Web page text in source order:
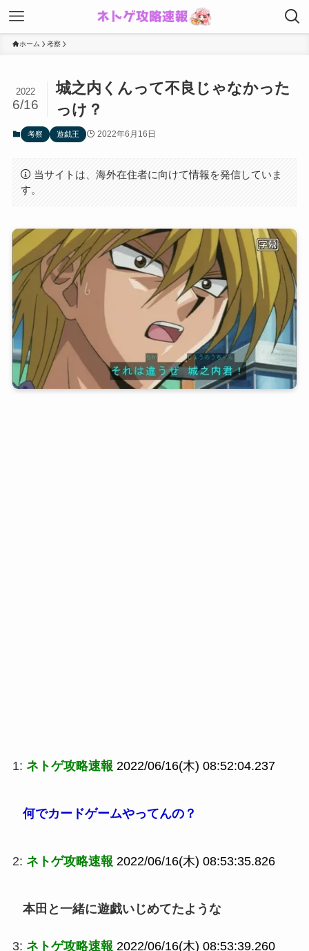
ホーム 考察
城之内くんって不良じゃなかった
っけ？
2022
6/16
考察 遊戯王 2022年6月16日
当サイトは、海外在住者に向けて情報を発信していま
す。
1: ネトゲ攻略速報 2022/06/16(木) 08:52:04.237
何でカードゲームやってんの？
2: ネトゲ攻略速報 2022/06/16(木) 08:53:35.826
本田と一緒に遊戯いじめてたような
3: ネトゲ攻略速報 2022/06/16(木) 08:53:39.260